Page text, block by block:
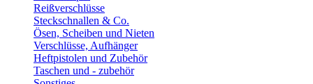
Reißverschlüsse
Steckschnallen & Co.
Ösen, Scheiben und Nieten
Verschlüsse, Aufhänger
Heftpistolen und Zubehör
Taschen und - zubehör